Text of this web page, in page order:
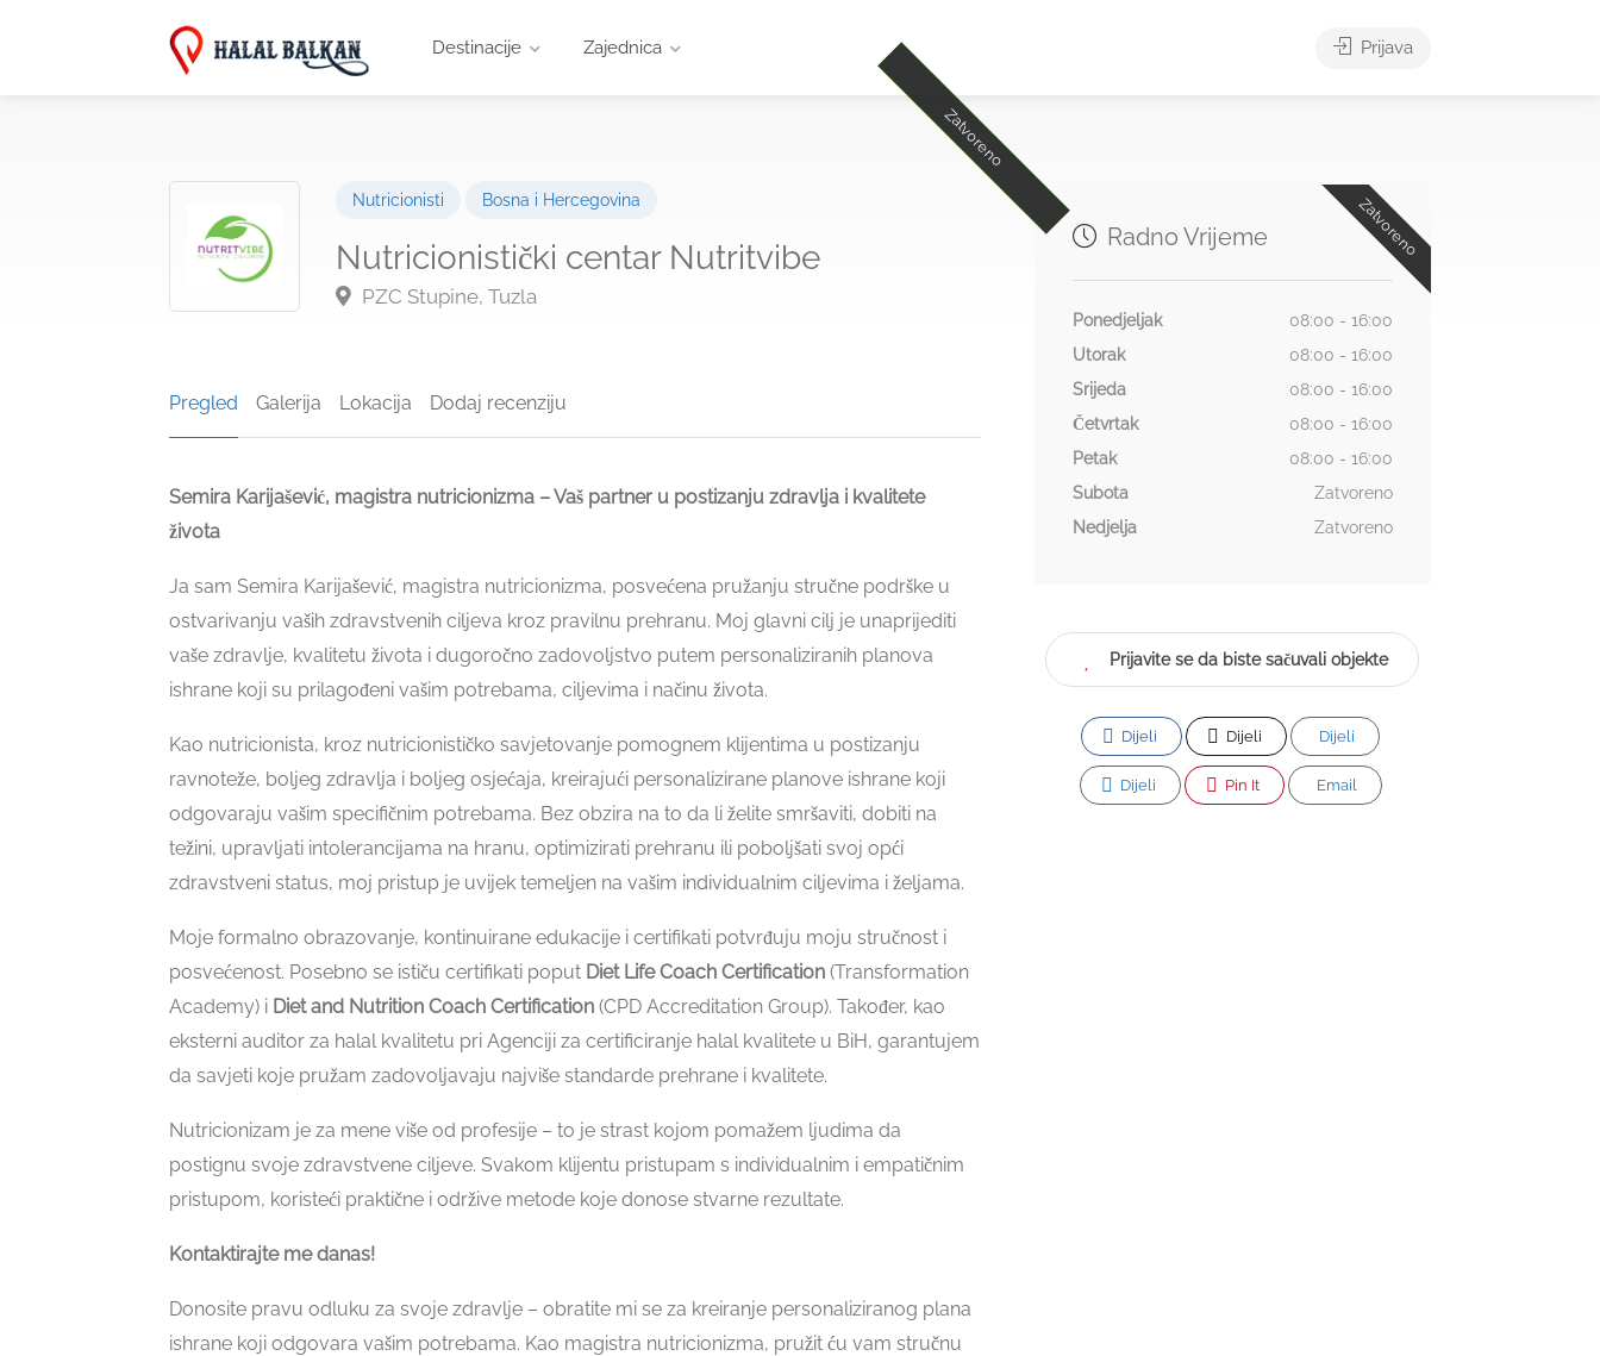
Destinacije Zajednica Prijava
Nutricionisti Bosna i Hercegovina
Nutricionistički centar Nutritvibe
PZC Stupine, Tuzla
Pregled Galerija Lokacija Dodaj recenziju
Semira Karijašević, magistra nutricionizma – Vaš partner u postizanju zdravlja i kvalitete
života
Ja sam Semira Karijašević, magistra nutricionizma, posvećena pružanju stručne podrške u
ostvarivanju vaših zdravstvenih ciljeva kroz pravilnu prehranu. Moj glavni cilj je unaprijediti
vaše zdravlje, kvalitetu života i dugoročno zadovoljstvo putem personaliziranih planova
ishrane koji su prilagođeni vašim potrebama, ciljevima i načinu života.
Kao nutricionista, kroz nutricionističko savjetovanje pomognem klijentima u postizanju
ravnoteže, boljeg zdravlja i boljeg osjećaja, kreirajući personalizirane planove ishrane koji
odgovaraju vašim specifičnim potrebama. Bez obzira na to da li želite smršaviti, dobiti na
težini, upravljati intolerancijama na hranu, optimizirati prehranu ili poboljšati svoj opći
zdravstveni status, moj pristup je uvijek temeljen na vašim individualnim ciljevima i željama.
Moje formalno obrazovanje, kontinuirane edukacije i certifikati potvrđuju moju stručnost i
posvećenost. Posebno se ističu certifikati poput Diet Life Coach Certification (Transformation
Academy) i Diet and Nutrition Coach Certification (CPD Accreditation Group). Također, kao
eksterni auditor za halal kvalitetu pri Agenciji za certificiranje halal kvalitete u BiH, garantujem
da savjeti koje pružam zadovoljavaju najviše standarde prehrane i kvalitete.
Nutricionizam je za mene više od profesije – to je strast kojom pomažem ljudima da
postignu svoje zdravstvene ciljeve. Svakom klijentu pristupam s individualnim i empatičnim
pristupom, koristeći praktične i održive metode koje donose stvarne rezultate.
Kontaktirajte me danas!
Donosite pravu odluku za svoje zdravlje – obratite mi se za kreiranje personaliziranog plana
ishrane koji odgovara vašim potrebama. Kao magistra nutricionizma, pružit ću vam stručnu
Otvoreno
Otvoreno
Zatvoreno
Zatvoreno
Radno Vrijeme
Ponedjeljak
08:00 - 16:00
Utorak
08:00 - 16:00
Srijeda
08:00 - 16:00
Četvrtak
08:00 - 16:00
Petak
08:00 - 16:00
Subota
Zatvoreno
Nedjelja
Zatvoreno
Prijavite se da biste sačuvali objekte
Dijeli Dijeli Dijeli
Dijeli Pin It Email